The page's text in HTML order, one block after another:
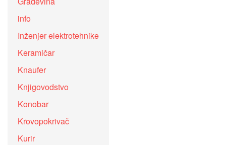
info
Inženjer elektrotehnike
Keramičar
Knaufer
Knjigovodstvo
Konobar
Krovopokrivač
Kurir